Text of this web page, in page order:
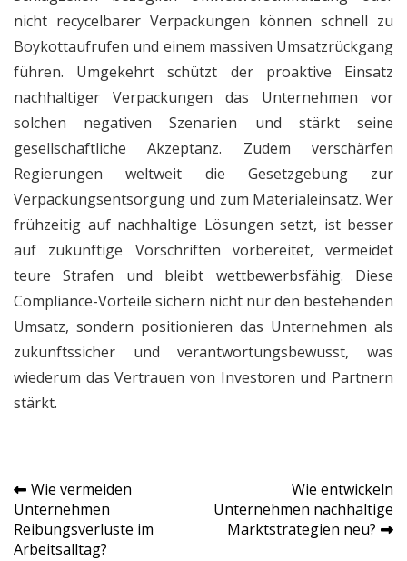
nicht recycelbarer Verpackungen können schnell zu
Boykottaufrufen und einem massiven Umsatzrückgang
führen. Umgekehrt schützt der proaktive Einsatz
nachhaltiger Verpackungen das Unternehmen vor
solchen negativen Szenarien und stärkt seine
gesellschaftliche Akzeptanz. Zudem verschärfen
Regierungen weltweit die Gesetzgebung zur
Verpackungsentsorgung und zum Materialeinsatz. Wer
frühzeitig auf nachhaltige Lösungen setzt, ist besser
auf zukünftige Vorschriften vorbereitet, vermeidet
teure Strafen und bleibt wettbewerbsfähig. Diese
Compliance-Vorteile sichern nicht nur den bestehenden
Umsatz, sondern positionieren das Unternehmen als
zukunftssicher und verantwortungsbewusst, was
wiederum das Vertrauen von Investoren und Partnern
stärkt.
Post
navigation
Wie vermeiden
Unternehmen
Reibungsverluste im
Arbeitsalltag?
Wie entwickeln
Unternehmen nachhaltige
Marktstrategien neu?